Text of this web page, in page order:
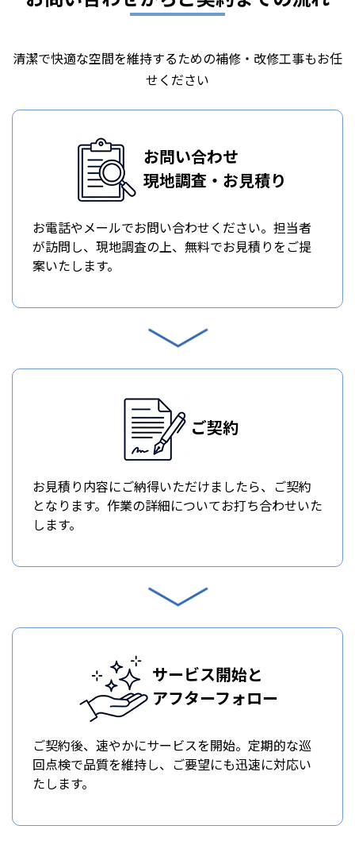
清潔で快適な空間を維持するための補修・改修工事もお任
せください
お問い合わせ
現地調査・お見積り
お電話やメールでお問い合わせください。担当者
が訪問し、現地調査の上、無料でお見積りをご提
案いたします。
ご契約
お見積り内容にご納得いただけましたら、ご契約
となります。作業の詳細についてお打ち合わせいた
します。
サービス開始と
アフターフォロー
ご契約後、速やかにサービスを開始。定期的な巡
回点検で品質を維持し、ご要望にも迅速に対応い
たします。